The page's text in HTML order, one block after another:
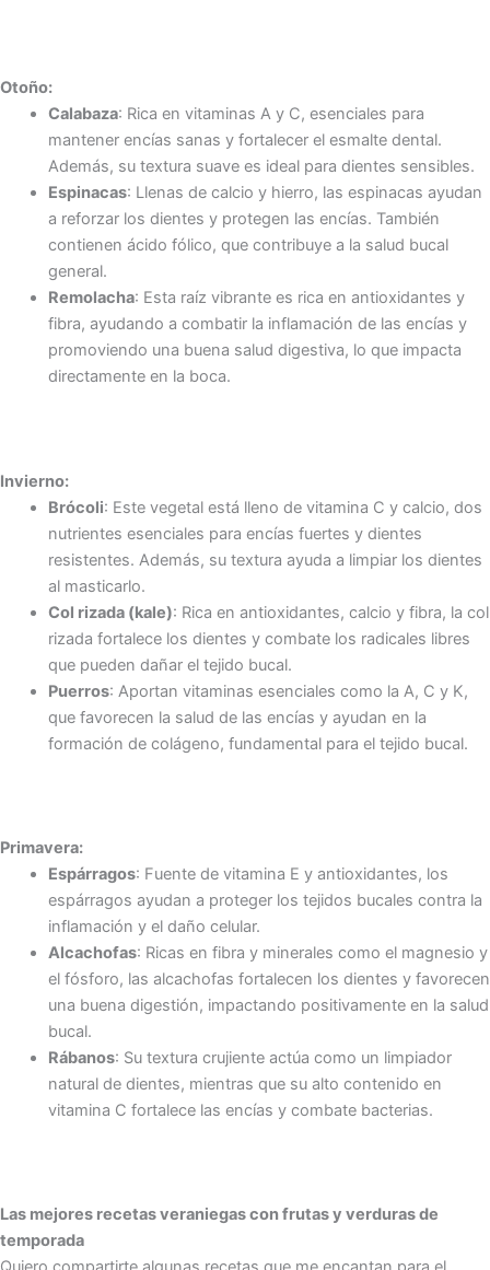
Otoño:
Calabaza: Rica en vitaminas A y C, esenciales para
mantener encías sanas y fortalecer el esmalte dental.
Además, su textura suave es ideal para dientes sensibles.
Espinacas: Llenas de calcio y hierro, las espinacas ayudan
a reforzar los dientes y protegen las encías. También
contienen ácido fólico, que contribuye a la salud bucal
general.
Remolacha: Esta raíz vibrante es rica en antioxidantes y
fibra, ayudando a combatir la inflamación de las encías y
promoviendo una buena salud digestiva, lo que impacta
directamente en la boca.
Invierno:
Brócoli: Este vegetal está lleno de vitamina C y calcio, dos
nutrientes esenciales para encías fuertes y dientes
resistentes. Además, su textura ayuda a limpiar los dientes
al masticarlo.
Col rizada (kale): Rica en antioxidantes, calcio y fibra, la col
rizada fortalece los dientes y combate los radicales libres
que pueden dañar el tejido bucal.
Puerros: Aportan vitaminas esenciales como la A, C y K,
que favorecen la salud de las encías y ayudan en la
formación de colágeno, fundamental para el tejido bucal.
Primavera:
Espárragos: Fuente de vitamina E y antioxidantes, los
espárragos ayudan a proteger los tejidos bucales contra la
inflamación y el daño celular.
Alcachofas: Ricas en fibra y minerales como el magnesio y
el fósforo, las alcachofas fortalecen los dientes y favorecen
una buena digestión, impactando positivamente en la salud
bucal.
Rábanos: Su textura crujiente actúa como un limpiador
natural de dientes, mientras que su alto contenido en
vitamina C fortalece las encías y combate bacterias.
Las mejores recetas veraniegas con frutas y verduras de
temporada